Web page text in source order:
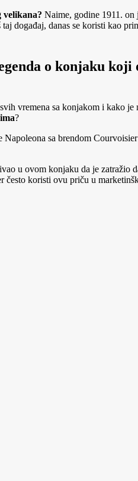
velikana? Naime, godine 1911. on
događaj, danas se koristi kao
o konjaku
vremena sa konjakom i kako
?
Napoleona sa brendom
u ovom konjaku da je
često koristi ovu priču u